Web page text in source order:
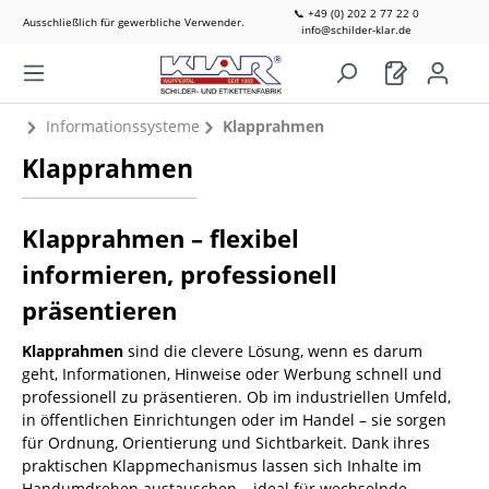
Ausschließlich für gewerbliche Verwender.
📞 +49 (0) 202 2 77 22 0
info@schilder-klar.de
Informationssysteme Klapprahmen
Klapprahmen
Klapprahmen – flexibel
informieren, professionell
präsentieren
Klapprahmen sind die clevere Lösung, wenn es darum
geht, Informationen, Hinweise oder Werbung schnell und
professionell zu präsentieren. Ob im industriellen Umfeld,
in öffentlichen Einrichtungen oder im Handel – sie sorgen
für Ordnung, Orientierung und Sichtbarkeit. Dank ihres
praktischen Klappmechanismus lassen sich Inhalte im